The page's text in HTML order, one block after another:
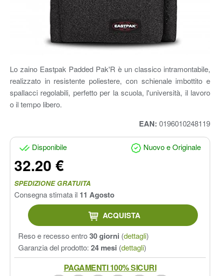
Lo zaino Eastpak Padded Pak'R è un classico intramontabile,
realizzato in resistente poliestere, con schienale imbottito e
spallacci regolabili, perfetto per la scuola, l'università, il lavoro
o il tempo libero.
EAN: 0196010248119
Disponibile Nuovo e Originale
32.20 €
SPEDIZIONE GRATUITA
Consegna stimata il 11 Agosto
ACQUISTA
Reso e recesso entro30 giorni (dettagli)
Garanzia del prodotto: 24 mesi (dettagli)
PAGAMENTI 100% SICURI